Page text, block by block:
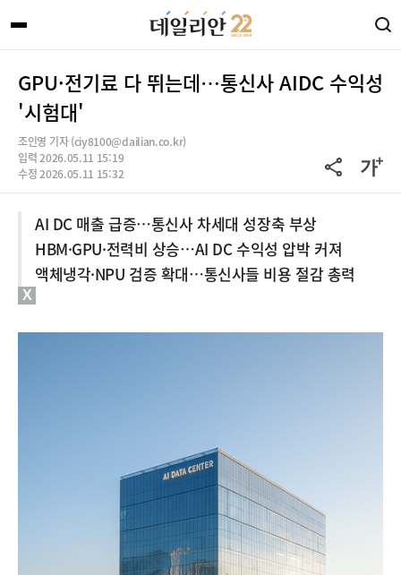
GPU·전기료 다 뛰는데…통신사 AIDC 수익성
'시험대'
조인영 기자 (ciy8100@dailian.co.kr)
입력 2026.05.11 15:19
수정 2026.05.11 15:32
AI DC 매출 급증…통신사 차세대 성장축 부상
HBM·GPU·전력비 상승…AI DC 수익성 압박 커져
액체냉각·NPU 검증 확대…통신사들 비용 절감 총력
X